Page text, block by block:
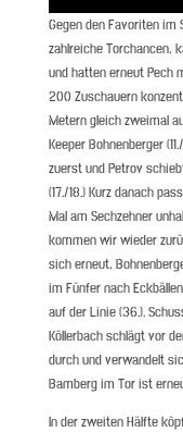
Gegen den Favoriten
zahlreiche Torchancen,
und hatten erneut Pech
200 Zuschauern
Metern gleich zweimal
Keeper Bohnenberger
zuerst und Petrov
(17./18.) Kurz danach
Mal am Sechzehner
kommen wir wieder
sich erneut,
im Fünfer nach
auf der Linie (36.).
Köllerbach schlägt vor
durch und verwandelt
Bamberg im Tor ist
In der zweiten Hälfte